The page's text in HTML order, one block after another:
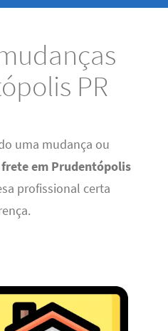
PR
uma mudança ou
frete em Prudentópolis
profissional certa